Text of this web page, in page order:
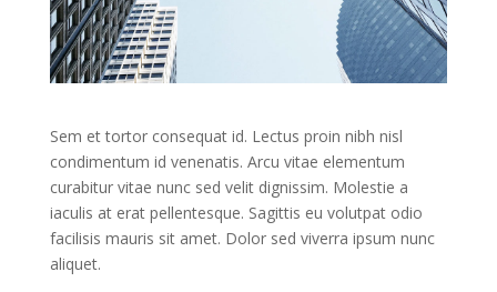
Sem et tortor consequat id. Lectus proin nibh nisl
condimentum id venenatis. Arcu vitae elementum
curabitur vitae nunc sed velit dignissim. Molestie a
iaculis at erat pellentesque. Sagittis eu volutpat odio
facilisis mauris sit amet. Dolor sed viverra ipsum nunc
aliquet.